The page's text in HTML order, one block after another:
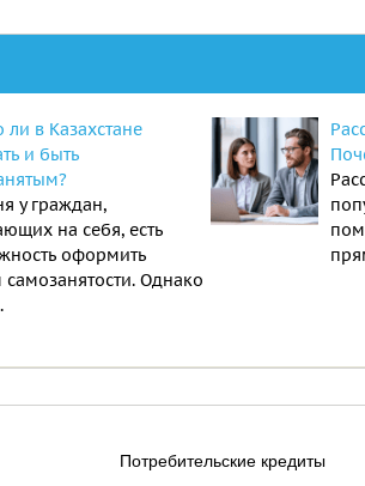
в Казахстане
и быть
у граждан,
на себя, есть
оформить
Однако
Потребительские кредиты